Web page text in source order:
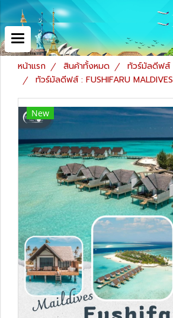
หน้าแรก สินค้าทั้งหมด
ทัวร์มัลดีฟส์
ทัวร์มัลดีฟส์ : FUSHIFARU MALDIVES
New